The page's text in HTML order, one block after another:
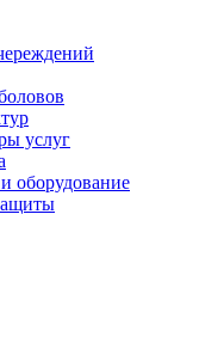
услуг
оборудование